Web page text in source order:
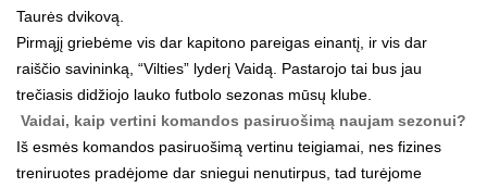
Taurės dvikovą.
Pirmąjį griebėme vis dar kapitono pareigas einantį, ir vis dar
raiščio savininką, “Vilties” lyderį Vaidą. Pastarojo tai bus jau
trečiasis didžiojo lauko futbolo sezonas mūsų klube.
Vaidai, kaip vertini komandos pasiruošimą naujam sezonui?
Iš esmės komandos pasiruošimą vertinu teigiamai, nes fizines
treniruotes pradėjome dar sniegui nenutirpus, tad turėjome